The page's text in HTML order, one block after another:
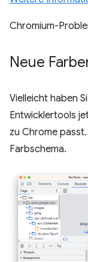
Chromium-
Neue
Vielleicht haben
Entwicklertools
zu Chrome
Farbschema.